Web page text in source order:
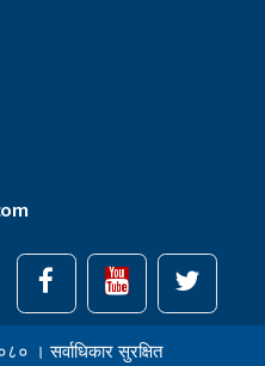
। सर्वाधिकार सुरक्षित